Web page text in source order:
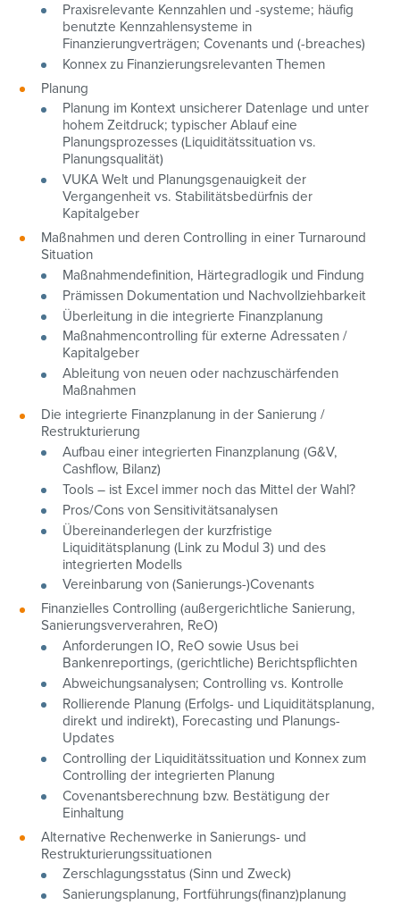
Praxisrelevante Kennzahlen und -systeme; häufig
benutzte Kennzahlensysteme in
Finanzierungverträgen; Covenants und (-breaches)
Konnex zu Finanzierungsrelevanten Themen
Planung
Planung im Kontext unsicherer Datenlage und unter
hohem Zeitdruck; typischer Ablauf eine
Planungsprozesses (Liquiditätssituation vs.
Planungsqualität)
VUKA Welt und Planungsgenauigkeit der
Vergangenheit vs. Stabilitätsbedürfnis der
Kapitalgeber
Maßnahmen und deren Controlling in einer Turnaround
Situation
Maßnahmendefinition, Härtegradlogik und Findung
Prämissen Dokumentation und Nachvollziehbarkeit
Überleitung in die integrierte Finanzplanung
Maßnahmencontrolling für externe Adressaten /
Kapitalgeber
Ableitung von neuen oder nachzuschärfenden
Maßnahmen
Die integrierte Finanzplanung in der Sanierung /
Restrukturierung
Aufbau einer integrierten Finanzplanung (G&V,
Cashflow, Bilanz)
Tools – ist Excel immer noch das Mittel der Wahl?
Pros/Cons von Sensitivitätsanalysen
Übereinanderlegen der kurzfristige
Liquiditätsplanung (Link zu Modul 3) und des
integrierten Modells
Vereinbarung von (Sanierungs-)Covenants
Finanzielles Controlling (außergerichtliche Sanierung,
Sanierungsververahren, ReO)
Anforderungen IO, ReO sowie Usus bei
Bankenreportings, (gerichtliche) Berichtspflichten
Abweichungsanalysen; Controlling vs. Kontrolle
Rollierende Planung (Erfolgs- und Liquiditätsplanung,
direkt und indirekt), Forecasting und Planungs-
Updates
Controlling der Liquiditätssituation und Konnex zum
Controlling der integrierten Planung
Covenantsberechnung bzw. Bestätigung der
Einhaltung
Alternative Rechenwerke in Sanierungs- und
Restrukturierungssituationen
Zerschlagungsstatus (Sinn und Zweck)
Sanierungsplanung, Fortführungs(finanz)planung